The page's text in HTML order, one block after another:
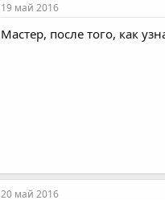
19 май 2016
Мастер, после того, как
20 май 2016